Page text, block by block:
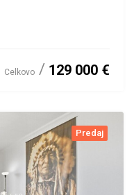
Celkovo 129 000 €
Predaj